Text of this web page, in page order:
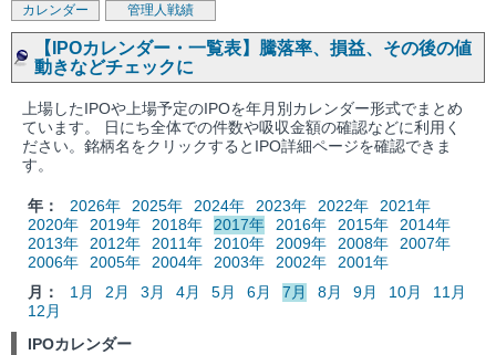
カレンダー
管理人戦績
【IPOカレンダー・一覧表】騰落率、損益、その後の値
動きなどチェックに
上場したIPOや上場予定のIPOを年月別カレンダー形式でまとめ
ています。 日にち全体での件数や吸収金額の確認などに利用く
ださい。銘柄名をクリックするとIPO詳細ページを確認できま
す。
年： 2026年 2025年 2024年 2023年 2022年
2021年
2020年
2019年 2018年 2017年 2016年 2015年
2014年
2013年
2012年 2011年 2010年 2009年 2008年
2007年
2006年
2005年 2004年 2003年 2002年
2001年
月：
1月 2月 3月 4月 5月 6月 7月 8月 9月 10月
11月
12月
IPOカレンダー